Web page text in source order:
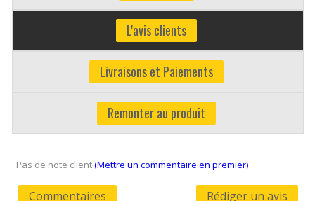
L'avis clients
Livraisons et Paiements
Remonter au produit
Pas de note client(Mettre un commentaire en premier)
Commentaires Rédiger un avis